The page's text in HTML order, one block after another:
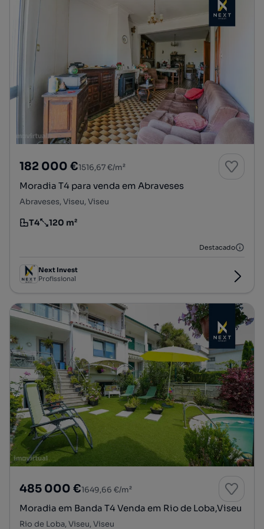
182 000 €1516,67 €/m²
Moradia T4 para venda em Abraveses
Abraveses, Viseu, Viseu
Tipologia
T4
Preço por metro quadrado
120 m²
Destacado
Next Invest
Profissional
485 000 €1649,66 €/m²
Moradia em Banda T4 Venda em Rio de Loba,Viseu
Rio de Loba, Viseu, Viseu